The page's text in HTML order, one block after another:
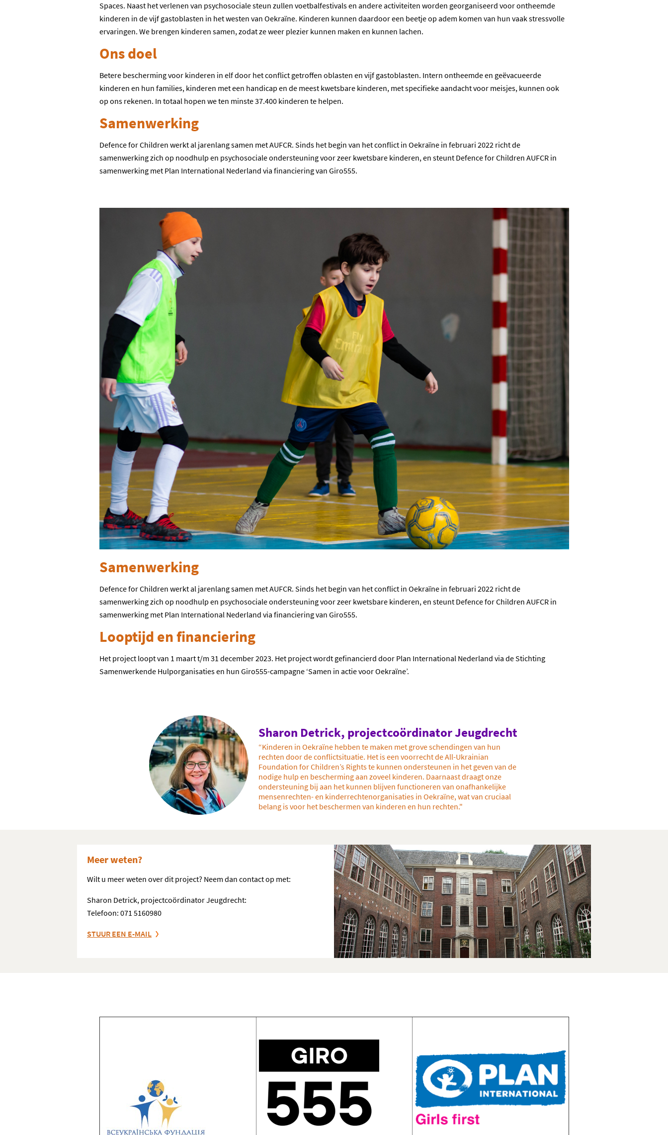
Spaces. Naast het verlenen van psychosociale steun zullen voetbalfestivals en andere activiteiten worden georganiseerd voor ontheemde
kinderen in de vijf gastoblasten in het westen van Oekraïne. Kinderen kunnen daardoor een beetje op adem komen van hun vaak stressvolle
ervaringen. We brengen kinderen samen, zodat ze weer plezier kunnen maken en kunnen lachen.
Ons doel
Betere bescherming voor kinderen in elf door het conflict getroffen oblasten en vijf gastoblasten. Intern ontheemde en geëvacueerde
kinderen en hun families, kinderen met een handicap en de meest kwetsbare kinderen, met specifieke aandacht voor meisjes, kunnen ook
op ons rekenen. In totaal hopen we ten minste 37.400 kinderen te helpen.
Samenwerking
Defence for Children werkt al jarenlang samen met AUFCR. Sinds het begin van het conflict in Oekraïne in februari 2022 richt de
samenwerking zich op noodhulp en psychosociale ondersteuning voor zeer kwetsbare kinderen, en steunt Defence for Children AUFCR in
samenwerking met Plan International Nederland via financiering van Giro555.
Samenwerking
Defence for Children werkt al jarenlang samen met AUFCR. Sinds het begin van het conflict in Oekraïne in februari 2022 richt de
samenwerking zich op noodhulp en psychosociale ondersteuning voor zeer kwetsbare kinderen, en steunt Defence for Children AUFCR in
samenwerking met Plan International Nederland via financiering van Giro555.
Looptijd en financiering
Het project loopt van 1 maart t/m 31 december 2023. Het project wordt gefinancierd door Plan International Nederland via de Stichting
Samenwerkende Hulporganisaties en hun Giro555-campagne ‘Samen in actie voor Oekraïne’.
Sharon Detrick, projectcoördinator Jeugdrecht
“Kinderen in Oekraïne hebben te maken met grove schendingen van hun
rechten door de conflictsituatie. Het is een voorrecht de All-Ukrainian
Foundation for Children’s Rights te kunnen ondersteunen in het geven van de
nodige hulp en bescherming aan zoveel kinderen. Daarnaast draagt onze
ondersteuning bij aan het kunnen blijven functioneren van onafhankelijke
mensenrechten- en kinderrechtenorganisaties in Oekraïne, wat van cruciaal
belang is voor het beschermen van kinderen en hun rechten."
Meer weten?
Wilt u meer weten over dit project? Neem dan contact op met:
Sharon Detrick, projectcoördinator Jeugdrecht:
Telefoon: 071 5160980
STUUR EEN E-MAIL